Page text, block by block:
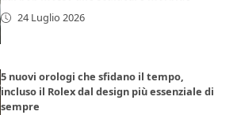
24 Luglio 2026
5 nuovi orologi che sfidano il tempo,
incluso il Rolex dal design più essenziale di
sempre